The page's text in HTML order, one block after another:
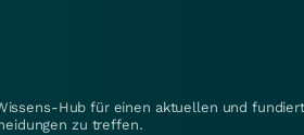
Hub für einen aktuellen und
zu treffen.